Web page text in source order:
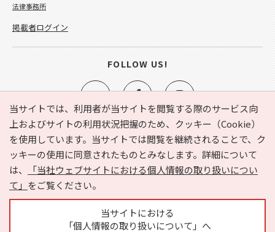
当サイトでは、利用者が当サイトを閲覧する際のサービス向
上およびサイトの利用状況把握のため、クッキー（Cookie）
を使用しています。当サイトでは閲覧を継続されることで、ク
ッキーの使用に同意されたものとみなします。詳細について
は、
「当社ウェブサイトにおける個人情報の取り扱いについ
て」 をご覧ください。
当サイトにおける
「個人情報の取り扱いについて」へ
e-NAVITA（イーナビタ）とは？ お気に入り
ヘルプ
利用規約
個人情報の取り扱いについて
運営会社
サイトマップ
広告掲載に関するお問い合わせ
法律事務所
掲載者ログイン
FOLLOW US!